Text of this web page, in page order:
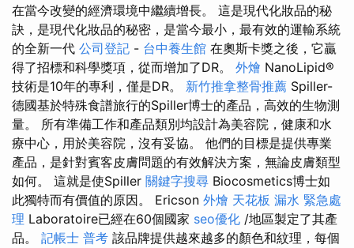
在當今改變的經濟環境中繼續增長。 這是現代化妝品的秘
訣，是現代化妝品的秘密，是當今最小，最有效的運輸系統
的全新一代 公司登記 - 台中養生館 在奧斯卡獎之後，它贏
得了招標和科學獎項，從而增加了DR。 外燴 NanoLipid®
技術是10年的專利，僅是DR。 新竹推拿整骨推薦 Spiller-
德國基於特殊食譜旅行的Spiller博士的產品，高效的生物測
量。 所有準備工作和產品類別均設計為美容院，健康和水
療中心，用於美容院，沒有妥協。 他們的目標是提供專業
產品，是針對賓客皮膚問題的有效解決方案，無論皮膚類型
如何。 這就是使Spiller 關鍵字搜尋 Biocosmetics博士如
此獨特而有價值的原因。 Ericson 外燴 天花板 漏水 緊急處
理 Laboratoire已經在60個國家 seo優化 /地區製定了其產
品。 記帳士 普考 該品牌提供越來越多的顏色和紋理，每個